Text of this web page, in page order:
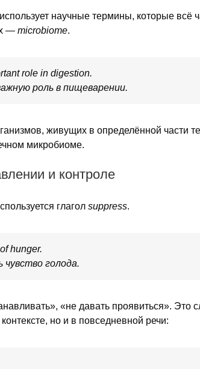
научные термины, которые всё
— microbiome.
role in digestion.
роль в пищеварении.
живущих в определённой части
микробиоме.
и контроле
глагол suppress.
hunger.
голода.
«не давать проявиться». Это
но и в повседневной речи: